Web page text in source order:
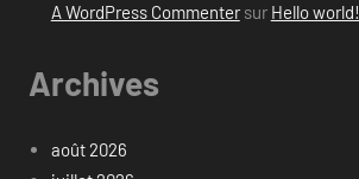
A WordPress Commentersur Hello world!
Archives
août 2026